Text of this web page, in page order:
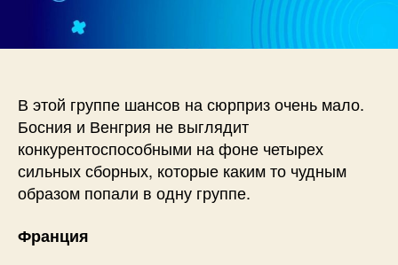
В этой группе шансов на сюрприз очень мало.
Босния и Венгрия не выглядит
конкурентоспособными на фоне четырех
сильных сборных, которые каким то чудным
образом попали в одну группе.
Франция